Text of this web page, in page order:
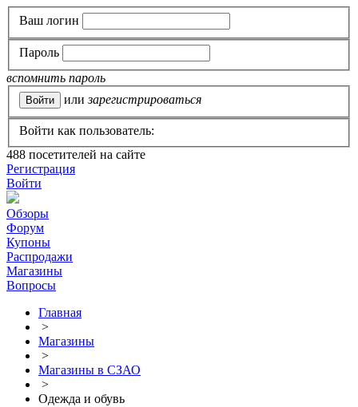
Ваш логин
Пароль
вспомнить пароль
или зарегистрироваться
Войти как пользователь:
488 посетителей на сайте
Регистрация
Войти
Обзоры
Форум
Купоны
Распродажи
Магазины
Вопросы
Главная
>
Магазины
>
Магазины в СЗАО
>
Одежда и обувь